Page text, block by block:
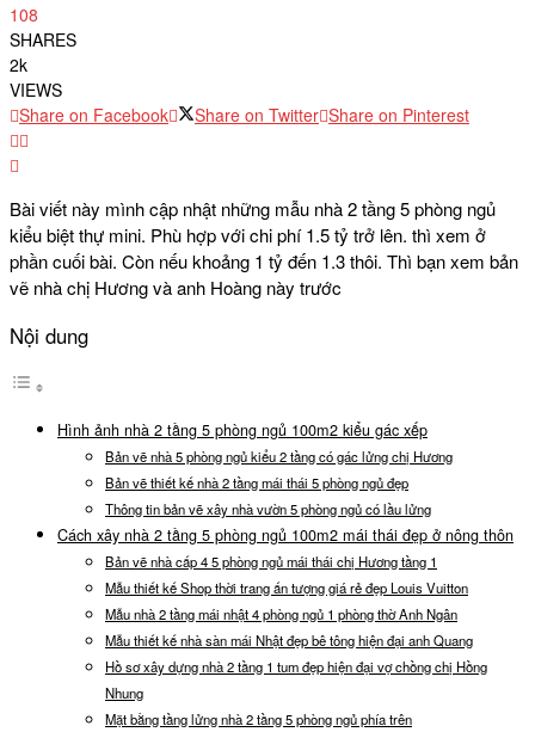
108
SHARES
2k
VIEWS
Share on Facebook
Share on Twitter Share on Pinterest
Bài viết này mình cập nhật những mẫu nhà 2 tầng 5 phòng ngủ
kiểu biệt thự mini. Phù hợp với chi phí 1.5 tỷ trở lên. thì xem ở
phần cuối bài. Còn nếu khoảng 1 tỷ đến 1.3 thôi. Thì bạn xem bản
vẽ nhà chị Hương và anh Hoàng này trước
Nội dung
Hình ảnh nhà 2 tầng 5 phòng ngủ 100m2 kiểu gác xếp
Bản vẽ nhà 5 phòng ngủ kiểu 2 tầng có gác lửng chị Hương
Bản vẽ thiết kế nhà 2 tầng mái thái 5 phòng ngủ đẹp
Thông tin bản vẽ xây nhà vườn 5 phòng ngủ có lầu lửng
Cách xây nhà 2 tầng 5 phòng ngủ 100m2 mái thái đẹp ở nông thôn
Bản vẽ nhà cấp 4 5 phòng ngủ mái thái chị Hương tầng 1
Mẫu thiết kế Shop thời trang ấn tượng giá rẻ đẹp Louis Vuitton
Mẫu nhà 2 tầng mái nhật 4 phòng ngủ 1 phòng thờ Anh Ngân
Mẫu thiết kế nhà sàn mái Nhật đẹp bê tông hiện đại anh Quang
Hồ sơ xây dựng nhà 2 tầng 1 tum đẹp hiện đại vợ chồng chị Hồng
Nhung
Mặt bằng tầng lửng nhà 2 tầng 5 phòng ngủ phía trên